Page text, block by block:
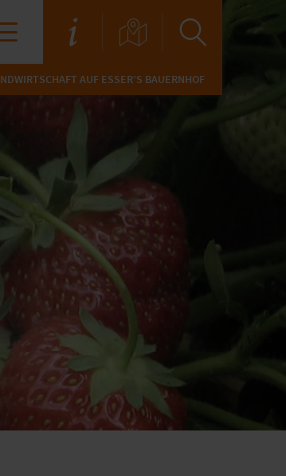
AUF ESSER’S BAUERNHOF